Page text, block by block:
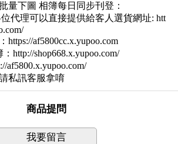
量下圖 相簿每日同步刊登：
代理可以直接提供給客人選貨網址: htt
af5800cc.x.yupoo.com
http://shop668.x.yupoo.com/
af5800.x.yupoo.com/
私訊客服拿唷
商品提問
我要留言